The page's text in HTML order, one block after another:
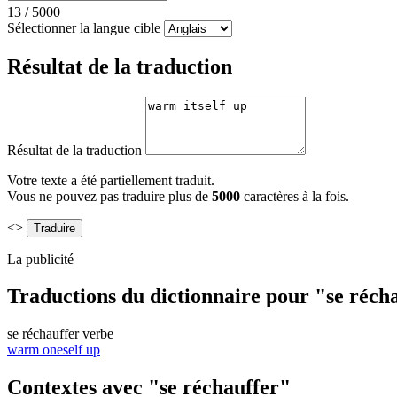
13 / 5000
Sélectionner la langue cible
Résultat de la traduction
Résultat de la traduction
Votre texte a été partiellement traduit.
Vous ne pouvez pas traduire plus de 5000 caractères à la fois.
<>
La publicité
Traductions du dictionnaire pour "se
se réchauffer verbe
warm oneself up
Contextes avec "se réchauffer"